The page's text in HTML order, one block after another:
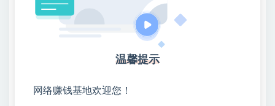
站长微信：无
❤本站：本站整合多方资源站，主要面向互联网创业
类&副业类，资源丰富 物超所值。
❤能助您：找项目 + 低成本创业 + 减少信息差 + 见识
❤本站为众多团队提供了重要价值，也为众多创业者
温馨提示
网络赚钱基地欢迎您！